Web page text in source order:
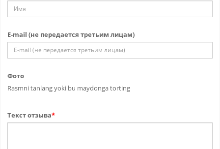
E-mail (не передается третьим лицам)
Фото
Rasmni tanlang yoki bu maydonga torting
Текст отзыва*